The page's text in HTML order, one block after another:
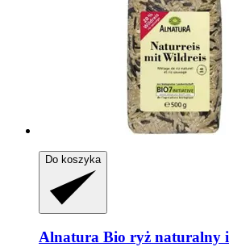
Do koszyka
Alnatura Bio ryż naturalny